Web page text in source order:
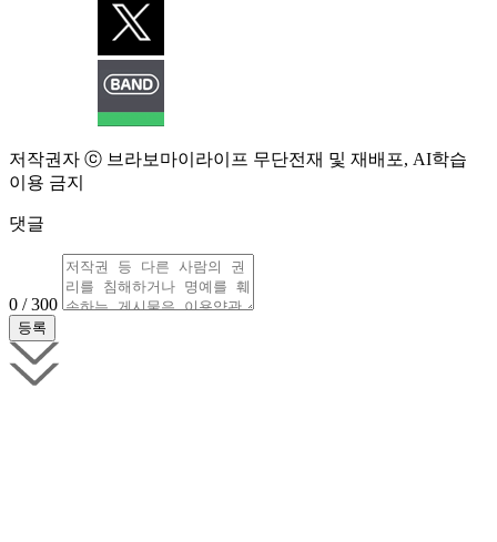
저작권자 ⓒ 브라보마이라이프 무단전재 및 재배포, AI학습
이용 금지
댓글
0 / 300